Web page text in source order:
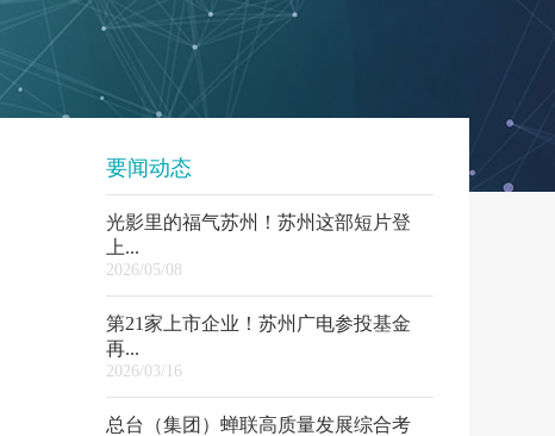
要闻动态
光影里的福气苏州！苏州这部短片登
上...
2026/05/08
第21家上市企业！苏州广电参投基金
再...
2026/03/16
总台（集团）蝉联高质量发展综合考